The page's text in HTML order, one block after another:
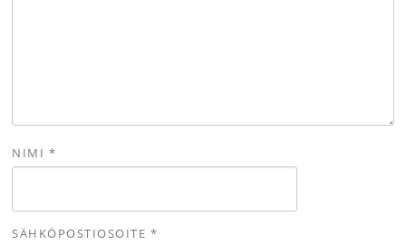
NIMI *
SÄHKÖPOSTIOSOITE *